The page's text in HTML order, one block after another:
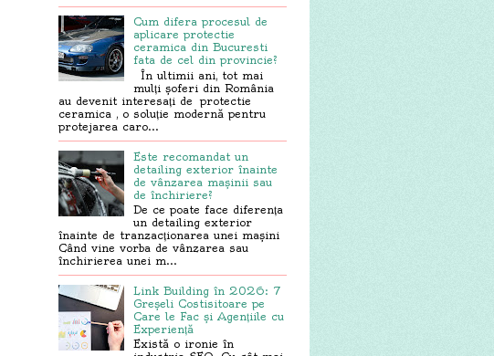
Cum difera procesul de
aplicare protectie
ceramica din Bucuresti
fata de cel din provincie?
În ultimii ani, tot mai
mulți șoferi din România
au devenit interesați de protectie
ceramica , o soluție modernă pentru
protejarea caro...
Este recomandat un
detailing exterior înainte
de vânzarea mașinii sau
de închiriere?
De ce poate face diferența
un detailing exterior
înainte de tranzacționarea unei mașini
Când vine vorba de vânzarea sau
închirierea unei m...
Link Building în 2026: 7
Greșeli Costisitoare pe
Care le Fac și Agențiile cu
Experiență
Există o ironie în